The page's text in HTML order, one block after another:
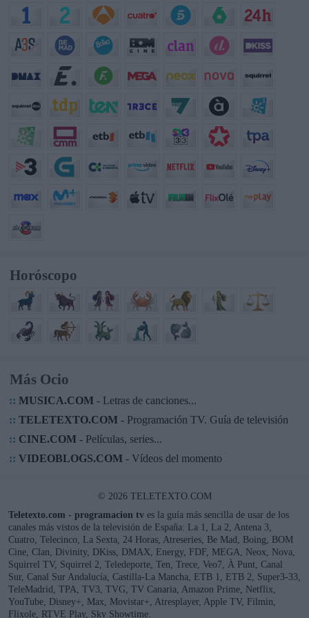
Horóscopo
Más Ocio
:: MUSICA.COM- Letras de canciones...
:: TELETEXTO.COM- Programación TV. Guía de televisión
:: CINE.COM- Películas, series...
:: VIDEOBLOGS.COM- Vídeos del momento
© 2026 TELETEXTO.COM
Teletexto.com - programacion tv es la guía más sencilla de usar de los
canales más vistos de la televisión de España: La 1, La 2, Antena 3,
Cuatro, Telecinco, La Sexta, 24 Horas, Atreseries, Be Mad, Boing, BOM
Cine, Clan, Divinity, DKiss, DMAX, Energy, FDF, MEGA, Neox, Nova,
Squirrel TV, Squirrel 2, Teledeporte, Ten, Trece, Veo7, À Punt, Canal
Sur, Canal Sur Andalucía, Castilla-La Mancha, ETB 1, ETB 2, Super3-33,
TeleMadrid, TPA, TV3, TVG, TV Canaria, Amazon Prime, Netflix,
YouTube, Disney+, Max, Movistar+, Atresplayer, Apple TV, Filmin,
Flixole, RTVE Play, Sky Showtime.